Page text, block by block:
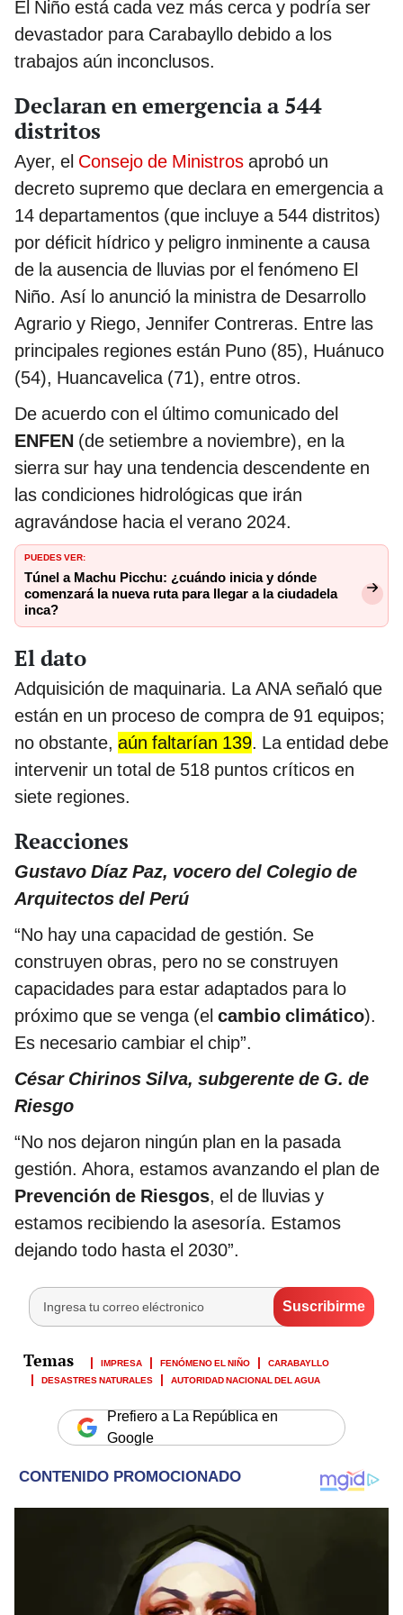
El Niño está cada vez más cerca y podría ser
devastador para Carabayllo debido a los
trabajos aún inconclusos.
Declaran en emergencia a 544
distritos
Ayer, el Consejo de Ministros aprobó un
decreto supremo que declara en emergencia a
14 departamentos (que incluye a 544 distritos)
por déficit hídrico y peligro inminente a causa
de la ausencia de lluvias por el fenómeno El
Niño. Así lo anunció la ministra de Desarrollo
Agrario y Riego, Jennifer Contreras. Entre las
principales regiones están Puno (85), Huánuco
(54), Huancavelica (71), entre otros.
De acuerdo con el último comunicado del
ENFEN (de setiembre a noviembre), en la
sierra sur hay una tendencia descendente en
las condiciones hidrológicas que irán
agravándose hacia el verano 2024.
PUEDES VER:
Túnel a Machu Picchu: ¿cuándo inicia y dónde
comenzará la nueva ruta para llegar a la ciudadela
inca?
El dato
Adquisición de maquinaria. La ANA señaló que
están en un proceso de compra de 91 equipos;
no obstante, aún faltarían 139. La entidad debe
intervenir un total de 518 puntos críticos en
siete regiones.
Reacciones
Gustavo Díaz Paz, vocero del Colegio de
Arquitectos del Perú
“No hay una capacidad de gestión. Se
construyen obras, pero no se construyen
capacidades para estar adaptados para lo
próximo que se venga (el cambio climático).
Es necesario cambiar el chip”.
César Chirinos Silva, subgerente de G. de
Riesgo
“No nos dejaron ningún plan en la pasada
gestión. Ahora, estamos avanzando el plan de
Prevención de Riesgos, el de lluvias y
estamos recibiendo la asesoría. Estamos
dejando todo hasta el 2030”.
IMPRESA FENÓMENO EL NIÑO
CARABAYLLO
DESASTRES NATURALES
AUTORIDAD NACIONAL DEL AGUA
Prefiero a La República en
Google